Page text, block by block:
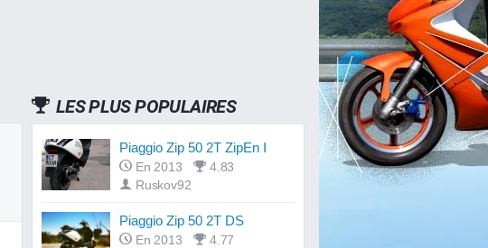
LES PLUS POPULAIRES
Piaggio Zip 50 2T ZipEn I
En 2013
4.83
Ruskov92
Piaggio Zip 50 2T DS
En 2013
4.77